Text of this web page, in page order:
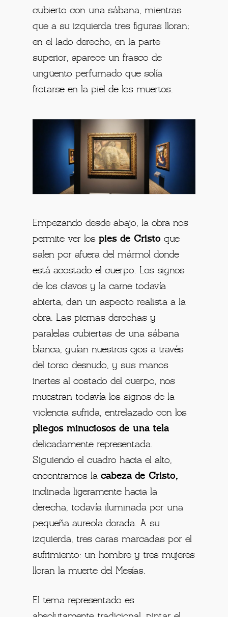
cubierto con una sábana, mientras
que a su izquierda tres figuras lloran;
en el lado derecho, en la parte
superior, aparece un frasco de
ungüento perfumado que solía
frotarse en la piel de los muertos.
Empezando desde abajo, la obra nos
permite ver lospies de Cristo que
salen por afuera del mármol donde
está acostado el cuerpo. Los signos
de los clavos y la carne todavía
abierta, dan un aspecto realista a la
obra. Las piernas derechas y
paralelas cubiertas de una sábana
blanca, guían nuestros ojos a través
del torso desnudo, y sus manos
inertes al costado del cuerpo, nos
muestran todavía los signos de la
violencia sufrida, entrelazado con los
pliegos minuciosos de una tela
delicadamente representada.
Siguiendo el cuadro hacia el alto,
encontramos lacabeza de Cristo,
inclinada ligeramente hacia la
derecha, todavía iluminada por una
pequeña aureola dorada. A su
izquierda, tres caras marcadas por el
sufrimiento: un hombre y tres mujeres
lloran la muerte del Mesías.
El tema representado es